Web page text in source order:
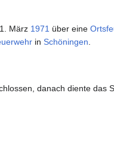
März 1971 über eine
in Schöningen
danach diente das